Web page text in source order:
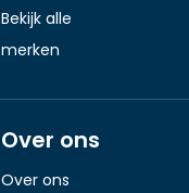
Bekijk alle
merken
Over ons
Over ons